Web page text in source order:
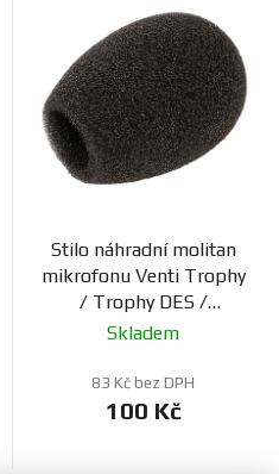
Stilo náhradní molitan
mikrofonu Venti Trophy
/ Trophy DES /
sluchátka WRC DES
Skladem
83 Kč bez DPH
100 Kč